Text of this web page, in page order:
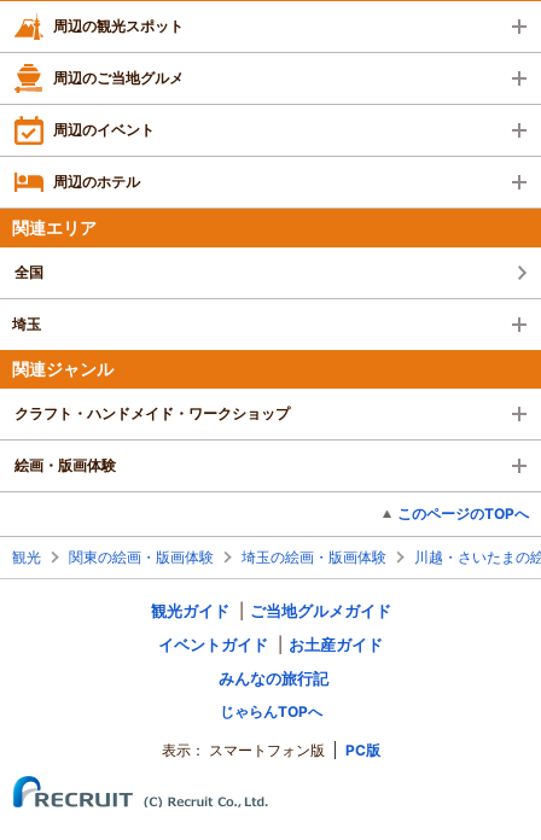
周辺の観光スポット
周辺のご当地グルメ
周辺のイベント
周辺のホテル
関連エリア
全国
埼玉
関連ジャンル
クラフト・ハンドメイド・ワークショップ
絵画・版画体験
このページのTOPへ
観光 関東の絵画・版画体験 埼玉の絵画・版画体験 川越・さいたまの
観光ガイド
ご当地グルメガイド
イベントガイド
お土産ガイド
みんなの旅行記
じゃらんTOPへ
表示： スマートフォン版 PC版